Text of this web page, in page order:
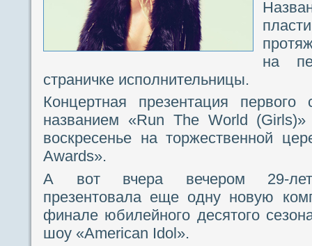
на
страничке исполнительницы.
Концертная презентация
названием «Run The World
воскресенье на торжественной
Awards».
А вот вчера вечером 29-
презентовала еще одну новую
финале юбилейного десятого
шоу «American Idol».